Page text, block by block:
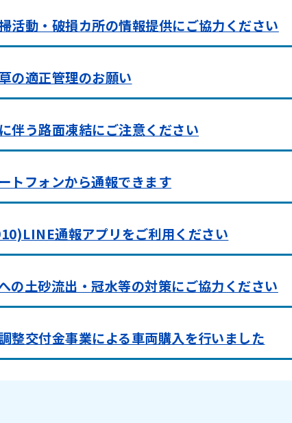
活動・破損カ所の情報提供にご協力ください
の適正管理のお願い
伴う路面凍結にご注意ください
トフォンから通報できます
通報アプリをご利用ください
の土砂流出・冠水等の対策にご協力ください
整交付金事業による車両購入を行いました